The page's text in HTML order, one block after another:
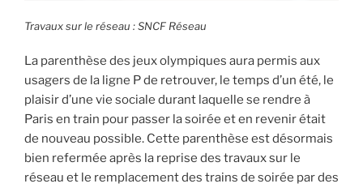
Travaux sur le réseau : SNCF Réseau
La parenthèse des jeux olympiques aura permis aux
usagers de la ligne P de retrouver, le temps d’un été, le
plaisir d’une vie sociale durant laquelle se rendre à
Paris en train pour passer la soirée et en revenir était
de nouveau possible. Cette parenthèse est désormais
bien refermée après la reprise des travaux sur le
réseau et le remplacement des trains de soirée par des